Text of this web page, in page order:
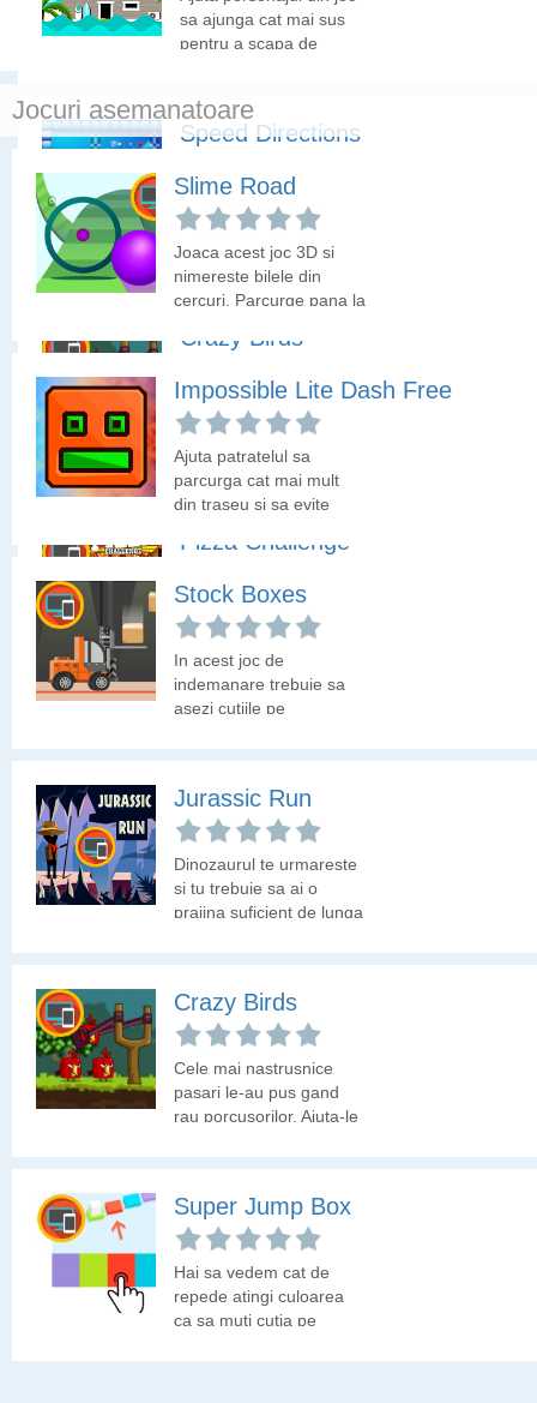
sa ajunga cat mai sus
pentru a scapa de
Speed Directions
Parcurge traseul avand
grija sa iei virajele la
timp.
Crazy Birds
Cele mai nastrusnice
pasari le-au pus gand
rau porcusorilor. Ajuta-le
sa ia la tinta porcusorii!
Pizza Challenge
Iti place pizza? Acest joc
iti testeaza rapiditatea. Ia
mai multe felii decat
adversarul. Se poate
juca la dublu cu prietenii.
optiunea JOACA PE TOT ECRANUL
Jocuri asemanatoare
Slime Road
Joaca acest joc 3D si
nimereste bilele din
cercuri. Parcurge pana la
pentru a trece la nivelul
Impossible Lite Dash Free
Ajuta patratelul sa
parcurga cat mai mult
din traseu si sa evite
Stock Boxes
In acest joc de
indemanare trebuie sa
asezi cutiile pe
Jurassic Run
Dinozaurul te urmareste
si tu trebuie sa ai o
prajina suficient de lunga
Crazy Birds
Cele mai nastrusnice
pasari le-au pus gand
rau porcusorilor. Ajuta-le
Super Jump Box
Hai sa vedem cat de
repede atingi culoarea
ca sa muti cutia pe